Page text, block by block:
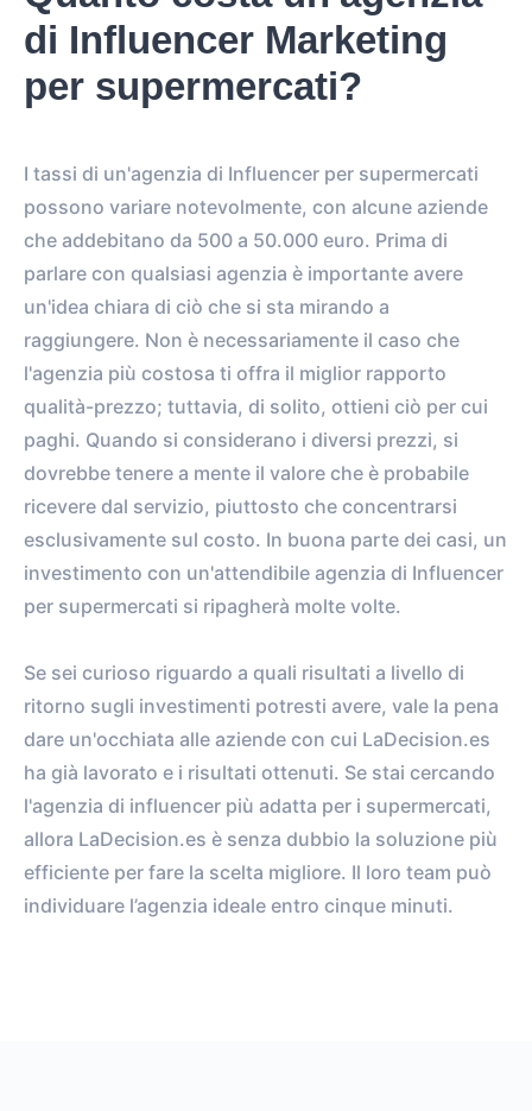
0
0
EST. REACH
0%vs. 0%
ENGAGEMENT RATE
0
EST. POST
0
TOTAL POSTS
di Influencer Marketing
per supermercati?
I tassi di un'agenzia di Influencer per supermercati
possono variare notevolmente, con alcune aziende
che addebitano da 500 a 50.000 euro. Prima di
parlare con qualsiasi agenzia è importante avere
un'idea chiara di ciò che si sta mirando a
raggiungere. Non è necessariamente il caso che
l'agenzia più costosa ti offra il miglior rapporto
qualità-prezzo; tuttavia, di solito, ottieni ciò per cui
paghi. Quando si considerano i diversi prezzi, si
dovrebbe tenere a mente il valore che è probabile
ricevere dal servizio, piuttosto che concentrarsi
esclusivamente sul costo. In buona parte dei casi, un
investimento con un'attendibile agenzia di Influencer
per supermercati si ripagherà molte volte.
Se sei curioso riguardo a quali risultati a livello di
ritorno sugli investimenti potresti avere, vale la pena
dare un'occhiata alle aziende con cui LaDecision.es
ha già lavorato e i risultati ottenuti. Se stai cercando
l'agenzia di influencer più adatta per i supermercati,
allora LaDecision.es è senza dubbio la soluzione più
efficiente per fare la scelta migliore. Il loro team può
individuare l’agenzia ideale entro cinque minuti.